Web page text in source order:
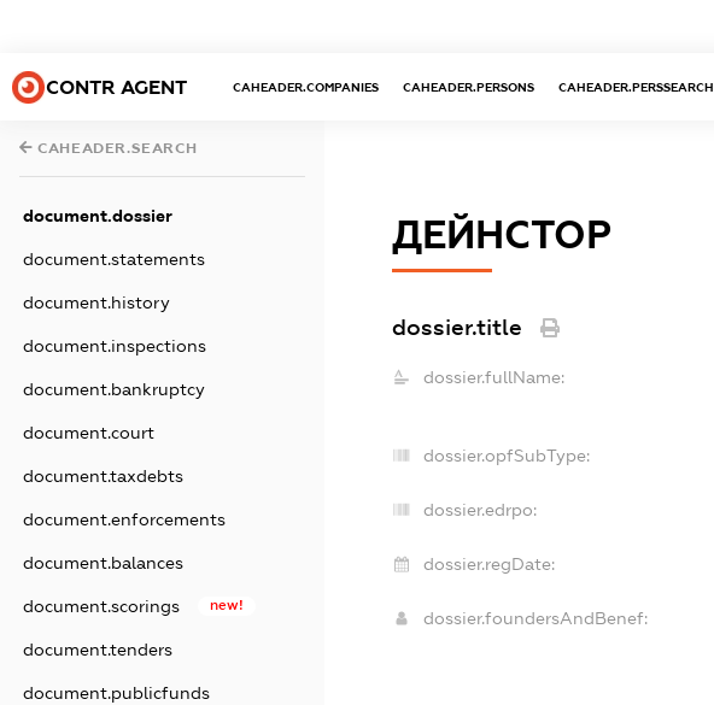
CONTR AGENT CAHEADER.COMPANIES CAHEADER.PERSONS CAHEADER.PERSSEARCH
CAHEADER.SEARCH
document.dossier
document.statements
document.history
document.inspections
document.bankruptcy
document.court
document.taxdebts
document.enforcements
document.balances
document.scorings new!
document.tenders
document.publicfunds
ДЕЙНСТОР
dossier.title
dossier.fullName:
dossier.opfSubType:
dossier.edrpo:
dossier.regDate:
dossier.foundersAndBenef: